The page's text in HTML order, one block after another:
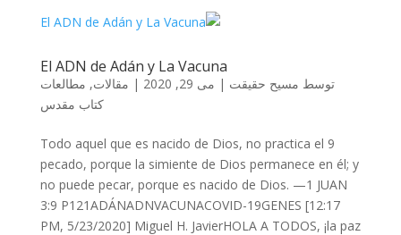
El ADN de Adán y La Vacuna
توسط مسیح حقیقت | می 29, 2020 | مقالات, مطالعات
کتاب مقدس
9 Todo aquel que es nacido de Dios, no practica el
pecado, porque la simiente de Dios permanece en él; y
no puede pecar, porque es nacido de Dios. —1 JUAN
3:9 P121ADÁNADNVACUNACOVID-19GENES [12:17
PM, 5/23/2020] Miguel H. JavierHOLA A TODOS, ¡la paz